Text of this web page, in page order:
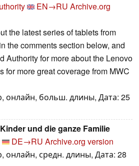
EN→RU Archive.org
the latest series of tablets from
the comments section below, and
Authority for more about the Lenovo
for more great coverage from MWC
онлайн, больш. длины, Дата: 25
und die ganze Familie
DE→RU Archive.org version
онлайн, средн. длины, Дата: 28